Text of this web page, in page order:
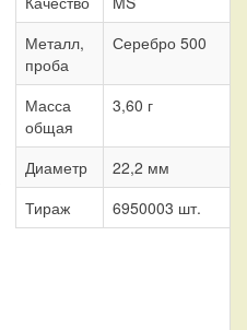
Металл,
проба
Серебро 500
Масса
общая
3,60 г
Диаметр
22,2 мм
Тираж
6950003 шт.